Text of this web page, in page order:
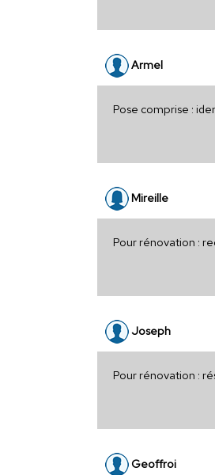
Armel
Pose comprise :
Mireille
Pour rénovation :
Joseph
Pour rénovation :
Geoffroi